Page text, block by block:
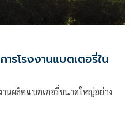
รโรงงานแบตเตอรี่ใน
านผลิตแบตเตอรี่ขนาดใหญ่อย่าง